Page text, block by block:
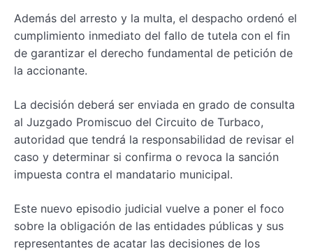
Además del arresto y la multa, el despacho ordenó el
cumplimiento inmediato del fallo de tutela con el fin
de garantizar el derecho fundamental de petición de
la accionante.
La decisión deberá ser enviada en grado de consulta
al Juzgado Promiscuo del Circuito de Turbaco,
autoridad que tendrá la responsabilidad de revisar el
caso y determinar si confirma o revoca la sanción
impuesta contra el mandatario municipal.
Este nuevo episodio judicial vuelve a poner el foco
sobre la obligación de las entidades públicas y sus
representantes de acatar las decisiones de los